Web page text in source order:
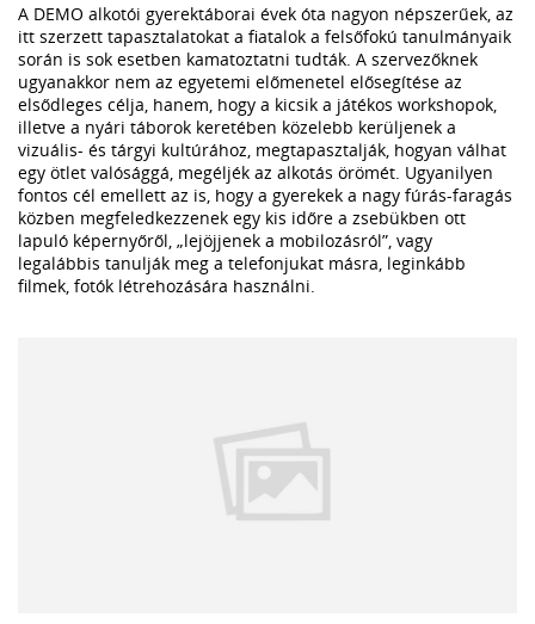
A DEMO alkotói gyerektáborai évek óta nagyon népszerűek, az
itt szerzett tapasztalatokat a fiatalok a felsőfokú tanulmányaik
során is sok esetben kamatoztatni tudták. A szervezőknek
ugyanakkor nem az egyetemi előmenetel elősegítése az
elsődleges célja, hanem, hogy a kicsik a játékos workshopok,
illetve a nyári táborok keretében közelebb kerüljenek a
vizuális- és tárgyi kultúrához, megtapasztalják, hogyan válhat
egy ötlet valósággá, megéljék az alkotás örömét. Ugyanilyen
fontos cél emellett az is, hogy a gyerekek a nagy fúrás-faragás
közben megfeledkezzenek egy kis időre a zsebükben ott
lapuló képernyőről, „lejöjjenek a mobilozásról”, vagy
legalábbis tanulják meg a telefonjukat másra, leginkább
filmek, fotók létrehozására használni.